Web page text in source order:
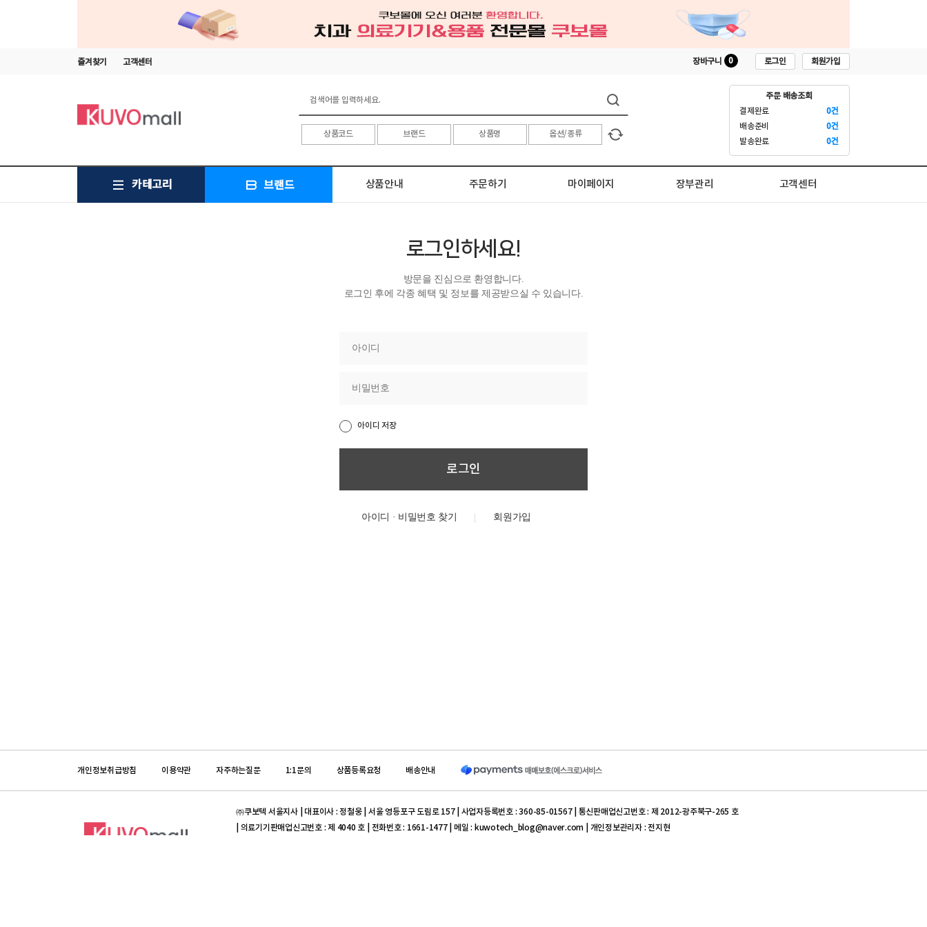
즐겨찾기 고객센터 장바구니 0 로그인 회원가입
주문 배송조회
결제완료
0건
배송준비
0건
발송완료
0건
카테고리 브랜드 상품안내 주문하기 마이페이지 장부관리 고객센터
로그인하세요!
방문을 진심으로 환영합니다.
로그인 후에 각종 혜택 및 정보를 제공받으실 수 있습니다.
아이디 저장
아이디 · 비밀번호 찾기
개인정보취급방침 이용약관 자주하는질문 1:1문의 상품등록요청 배송안내
㈜쿠보텍 서울지사 | 대표이사 : 정철웅 | 서울 영등포구 도림로 157 | 사업자등록번호 : 360-85-01567 | 통신판매업신고번호 : 제 2012-광주북구-265 호
| 의료기기판매업신고번호 : 제 4040 호 | 전화번호 : 1661-1477 | 메일 : kuwotech_blog@naver.com | 개인정보관리자 : 전지현